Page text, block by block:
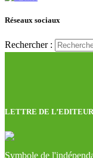
Réseaux sociaux
Rechercher :
LETTRE DE L’EDITEUR
Symbole de